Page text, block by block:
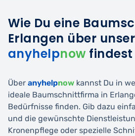
Wie Du eine
Erlangen über
anyhelpnow findest
Über anyhelpnow kannst Du in
ideale Baumschnittfirma in
Bedürfnisse finden. Gib dazu
und die gewünschte
Kronenpflege oder spezielle